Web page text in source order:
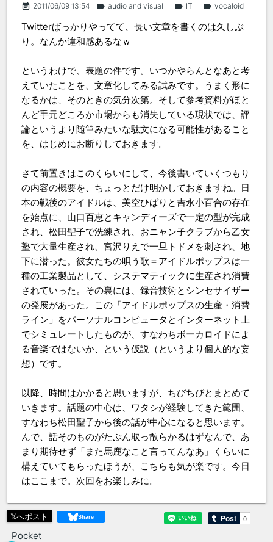
event_note 2011/06/09 13:54 label audio and visual label IT label vocaloid
Twitterばっかりやってて、長い文章を書くのは久しぶ
り。なんか違和感あるなｗ
というわけで、表題の件です。いつかやらんとなあと考
えていたことを、文章化してみる試みです。うまく形に
なるかは、そのときの気分次第。そして参考資料がほと
んど手元どころか市場からも消失している現状では、評
論というより随筆みたいな駄文になる可能性があること
を、はじめにお断りしておきます。
さて前置きはこのくらいにして、今後書いていくつもり
の内容の概要を、ちょっとだけ明かしておきますね。日
本の戦後のアイドルは、美空ひばりと吉永小百合の存在
を始点に、山口百恵とキャンディーズで一定の型が完成
され、松田聖子で洗練され、おニャン子クラブから乙女
塾で大量生産され、宮沢りえで一旦トドメを刺され、地
下に潜った。彼女たちの唄う歌＝アイドルポップスは一
種の工業製品として、システマティックに生産され消費
されていった。その裏には、録音技術とシンセサイザー
の発展があった。この「アイドルポップスの生産・消費
ライン」をパーソナルコンピュータとインターネット上
でシミュレートしたものが、すなわちボーカロイドによ
る音楽ではないか、という仮説（というより個人的な妄
想）です。
以降、時間はかかると思いますが、ちびちびとまとめて
いきます。話題の中心は、ワタシが経験してきた範囲、
すなわち松田聖子から後の話が中心になると思います。
んで、話そのものがたぶん取っ散らかるはずなんで、あ
まり期待せず「また馬鹿なこと言ってんなあ」くらいに
構えていてもらったほうが、こちらも気が楽です。今日
はここまで。次回をお楽しみに。
𝕏へポスト
Pocket